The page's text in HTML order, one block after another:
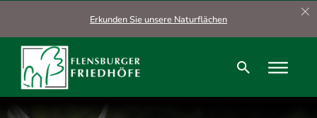
Zum Hauptinhalt springen
Zum Footer springenErkunden Sie unsere Naturflächen